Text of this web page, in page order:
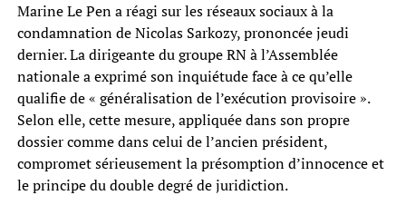
Marine Le Pen a réagi sur les réseaux sociaux à la
condamnation de Nicolas Sarkozy, prononcée jeudi
dernier. La dirigeante du groupe RN à l’Assemblée
nationale a exprimé son inquiétude face à ce qu’elle
qualifie de « généralisation de l’exécution provisoire ».
Selon elle, cette mesure, appliquée dans son propre
dossier comme dans celui de l’ancien président,
compromet sérieusement la présomption d’innocence et
le principe du double degré de juridiction.